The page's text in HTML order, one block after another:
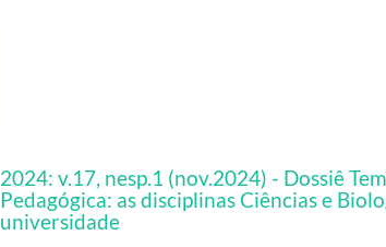
2024: v.17, nesp.1 (nov.2024) - Dossiê
Pedagógica: as disciplinas Ciências e
universidade